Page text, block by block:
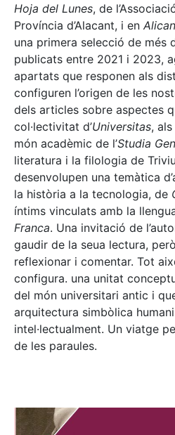
Hoja del Lunes, de
Província d’Alacant, i en
una primera selecció de més
publicats entre 2021 i 2023,
apartats que responen als
configuren l’origen de les
dels articles sobre aspectes
col·lectivitat d’Universitas,
món acadèmic de l’Studia
literatura i la filologia de
desenvolupen una temàtica
la història a la tecnologia, de
íntims vinculats amb la
Franca. Una invitació de
gaudir de la seua lectura,
reflexionar i comentar. Tot
configura. una unitat
del món universitari antic i
arquitectura simbòlica
intel·lectualment. Un viatge
de les paraules.